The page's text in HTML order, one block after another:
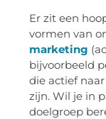
Er zit een
vormen van
marketing
bijvoorbeeld
die actief
zijn. Wil je in
doelgroep